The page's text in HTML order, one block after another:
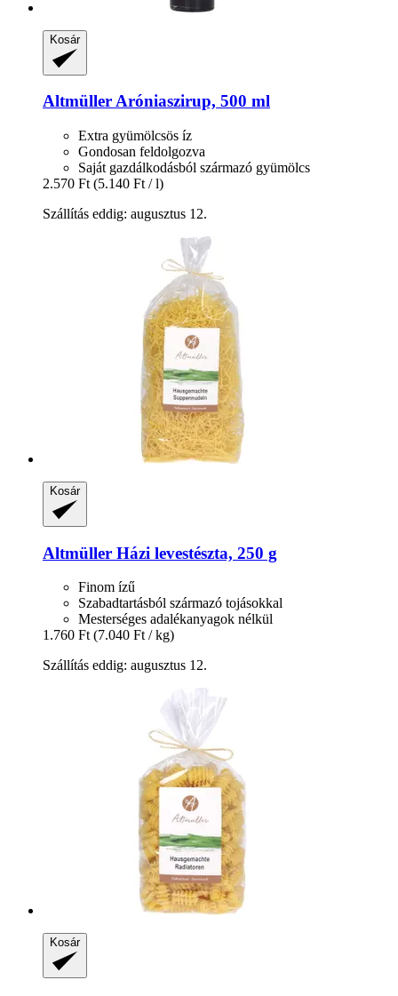
Kosár
AltmüllerAróniaszirup, 500 ml
Extra gyümölcsös íz
Gondosan feldolgozva
Saját gazdálkodásból származó gyümölcs
2.570 Ft (5.140 Ft / l)
Szállítás eddig: augusztus 12.
Kosár
Altmüller Házi levestészta, 250 g
Finom ízű
Szabadtartásból származó tojásokkal
Mesterséges adalékanyagok nélkül
1.760 Ft (7.040 Ft / kg)
Szállítás eddig: augusztus 12.
Kosár